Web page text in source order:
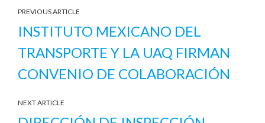
PREVIOUS ARTICLE
INSTITUTO MEXICANO DEL
TRANSPORTE Y LA UAQ FIRMAN
CONVENIO DE COLABORACIÓN
NEXT ARTICLE